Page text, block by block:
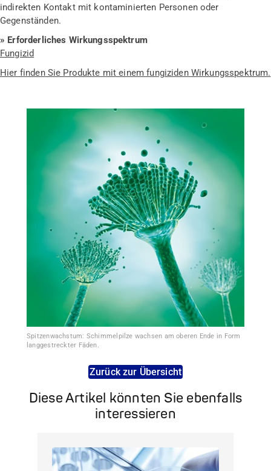
indirekten Kontakt mit kontaminierten Personen oder
Gegenständen.
» Erforderliches Wirkungsspektrum
Fungizid
Hier finden Sie Produkte mit einem fungiziden Wirkungsspektrum.
Spitzenwachstum: Schimmelpilze wachsen am oberen Ende in Form
langgestreckter Fäden.
Zurück zur Übersicht
Diese Artikel könnten Sie ebenfalls
interessieren